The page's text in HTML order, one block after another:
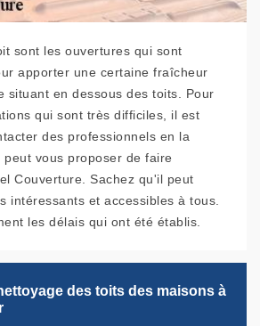
sont les ouvertures qui sont
apporter une certaine fraîcheur
situant en dessous des toits. Pour
qui sont très difficiles, il est
des professionnels en la
vous proposer de faire
Couverture. Sachez qu'il peut
intéressants et accessibles à tous.
les délais qui ont été établis.
des toits des maisons à